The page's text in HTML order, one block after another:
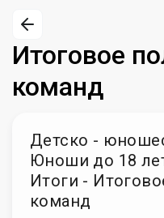
Итоговое
команд
Детско -
Юноши до 18
Итоги -
команд